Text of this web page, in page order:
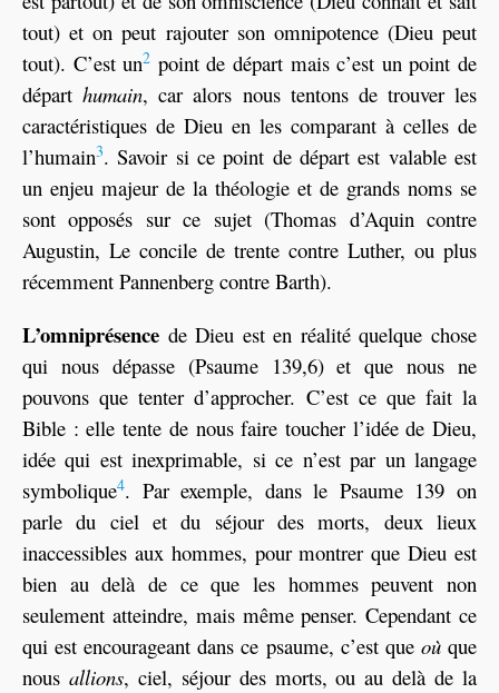
tout) et on peut rajouter son omnipotence (Dieu peut
tout). C’est un2 point de départ mais c’est un point de
départhumain, car alors nous tentons de trouver les
caractéristiques de Dieu en les comparant à celles de
l’humain3. Savoir si ce point de départ est valable est
un enjeu majeur de la théologie et de grands noms se
sont opposés sur ce sujet (Thomas d’Aquin contre
Augustin, Le concile de trente contre Luther, ou plus
récemment Pannenberg contre Barth).
L’omniprésence de Dieu est en réalité quelque chose
qui nous dépasse (Psaume 139,6) et que nous ne
pouvons que tenter d’approcher. C’est ce que fait la
Bible : elle tente de nous faire toucher l’idée de Dieu,
idée qui est inexprimable, si ce n’est par un langage
symbolique4. Par exemple, dans le Psaume 139 on
parle du ciel et du séjour des morts, deux lieux
inaccessibles aux hommes, pour montrer que Dieu est
bien au delà de ce que les hommes peuvent non
seulement atteindre, mais même penser. Cependant ce
qui est encourageant dans ce psaume, c’est que oùque
nous allions, ciel, séjour des morts, ou au delà de la